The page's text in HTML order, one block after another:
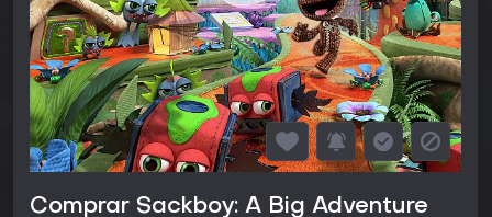
Comprar Sackboy: A Big Adventure